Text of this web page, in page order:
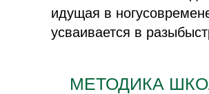
идущая в
усваивается в
МЕТОДИКА